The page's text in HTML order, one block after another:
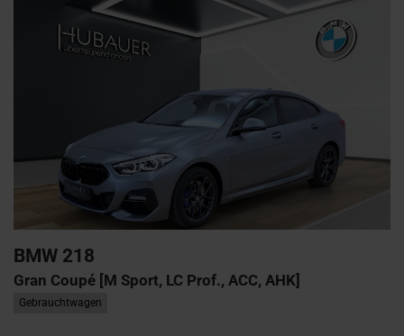
BMW 218
Gran Coupé [M Sport, LC Prof., ACC, AHK]
Gebrauchtwagen